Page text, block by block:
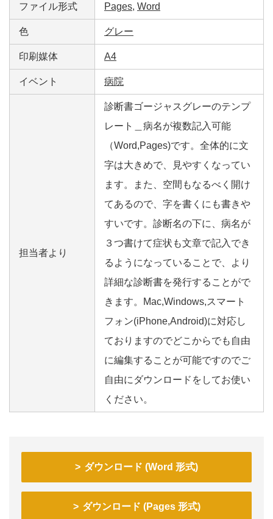
ファイル形式 Pages, Word
色 グレー
印刷媒体 A4
イベント 病院
担当者より
診断書ゴージャスグレーのテンプ
レート＿病名が複数記入可能
（Word,Pages)です。全体的に文
字は大きめで、見やすくなってい
ます。また、空間もなるべく開け
てあるので、字を書くにも書きや
すいです。診断名の下に、病名が
３つ書けて症状も文章で記入でき
るようになっていることで、より
詳細な診断書を発行することがで
きます。Mac,Windows,スマート
フォン(iPhone,Android)に対応し
ておりますのでどこからでも自由
に編集することが可能ですのでご
自由にダウンロードをしてお使い
ください。
ダウンロード (Word 形式)
ダウンロード (Pages 形式)